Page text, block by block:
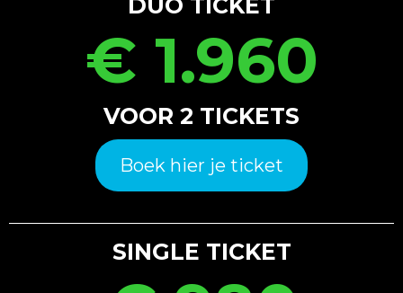
€ 1.960
VOOR 2 TICKETS
Boek hier je ticket
SINGLE TICKET